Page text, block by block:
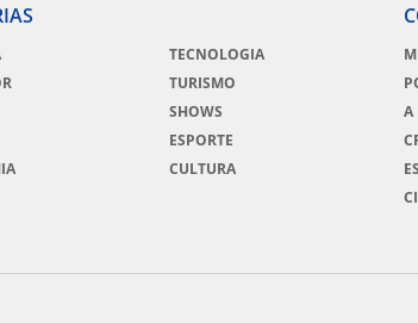
TECNOLOGIA
TURISMO
SHOWS
ESPORTE
CULTURA
A